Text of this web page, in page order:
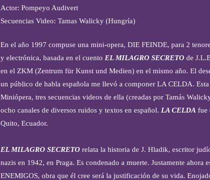
Actor: Pompeyo Audivert
Secuencias Video: Tamas Walicky (Hungría)
En el año 1997 compuse una mini-opera, DIE FEINDE, para 2
y electrónica, basada en el cuento EL MILAGRO SECRETO de
en el ZKM (Zentrum für Kunst und Medien) en el mismo año. El
un público de habla española me llevó a componer LA CELDA.
Miniópera, tres secuencias videos de ella (creadas por Tamás
ocho canales de diversos ruidos y textos en español. LA CELDA fue
Quito, Ecuador.
EL MILAGRO SECRETO relata la historia de J. Hladik, escritor
nazis en 1942, en Praga. Es condenado a muerte. Justamente ahora
ENEMIGOS, obra que él cree será la justificación de su vida.